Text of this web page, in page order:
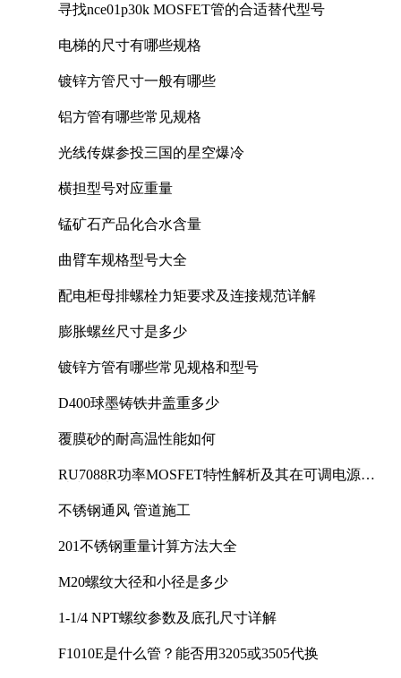
寻找nce01p30k MOSFET管的合适替代型号
电梯的尺寸有哪些规格
镀锌方管尺寸一般有哪些
铝方管有哪些常见规格
光线传媒参投三国的星空爆冷
横担型号对应重量
锰矿石产品化合水含量
曲臂车规格型号大全
配电柜母排螺栓力矩要求及连接规范详解
膨胀螺丝尺寸是多少
镀锌方管有哪些常见规格和型号
D400球墨铸铁井盖重多少
覆膜砂的耐高温性能如何
RU7088R功率MOSFET特性解析及其在可调电源设
不锈钢通风 管道施工
201不锈钢重量计算方法大全
M20螺纹大径和小径是多少
1-1/4 NPT螺纹参数及底孔尺寸详解
F1010E是什么管？能否用3205或3505代换